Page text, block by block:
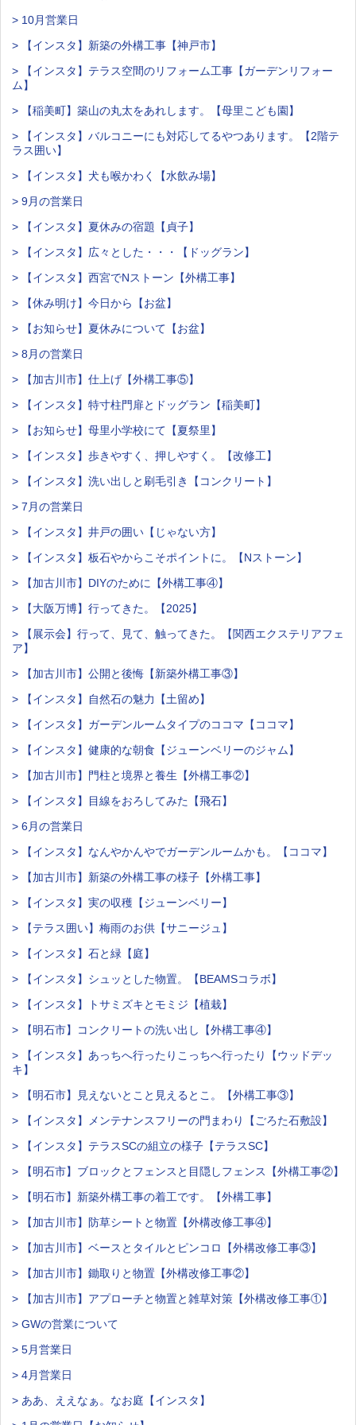
> 10月営業日
> 【インスタ】新築の外構工事【神戸市】
> 【インスタ】テラス空間のリフォーム工事【ガーデンリフォー
ム】
> 【稲美町】築山の丸太をあれします。【母里こども園】
> 【インスタ】バルコニーにも対応してるやつあります。【2階テ
ラス囲い】
> 【インスタ】犬も喉かわく【水飲み場】
> 9月の営業日
> 【インスタ】夏休みの宿題【貞子】
> 【インスタ】広々とした・・・【ドッグラン】
> 【インスタ】西宮でNストーン【外構工事】
> 【休み明け】今日から【お盆】
> 【お知らせ】夏休みについて【お盆】
> 8月の営業日
> 【加古川市】仕上げ【外構工事⑤】
> 【インスタ】特寸柱門扉とドッグラン【稲美町】
> 【お知らせ】母里小学校にて【夏祭里】
> 【インスタ】歩きやすく、押しやすく。【改修工】
> 【インスタ】洗い出しと刷毛引き【コンクリート】
> 7月の営業日
> 【インスタ】井戸の囲い【じゃない方】
> 【インスタ】板石やからこそポイントに。【Nストーン】
> 【加古川市】DIYのために【外構工事④】
> 【大阪万博】行ってきた。【2025】
> 【展示会】行って、見て、触ってきた。【関西エクステリアフェ
ア】
> 【加古川市】公開と後悔【新築外構工事③】
> 【インスタ】自然石の魅力【土留め】
> 【インスタ】ガーデンルームタイプのココマ【ココマ】
> 【インスタ】健康的な朝食【ジューンベリーのジャム】
> 【加古川市】門柱と境界と養生【外構工事②】
> 【インスタ】目線をおろしてみた【飛石】
> 6月の営業日
> 【インスタ】なんやかんやでガーデンルームかも。【ココマ】
> 【加古川市】新築の外構工事の様子【外構工事】
> 【インスタ】実の収穫【ジューンベリー】
> 【テラス囲い】梅雨のお供【サニージュ】
> 【インスタ】石と緑【庭】
> 【インスタ】シュッとした物置。【BEAMSコラボ】
> 【インスタ】トサミズキとモミジ【植栽】
> 【明石市】コンクリートの洗い出し【外構工事④】
> 【インスタ】あっちへ行ったりこっちへ行ったり【ウッドデッ
キ】
> 【明石市】見えないとこと見えるとこ。【外構工事③】
> 【インスタ】メンテナンスフリーの門まわり【ごろた石敷設】
> 【インスタ】テラスSCの組立の様子【テラスSC】
> 【明石市】ブロックとフェンスと目隠しフェンス【外構工事②】
> 【明石市】新築外構工事の着工です。【外構工事】
> 【加古川市】防草シートと物置【外構改修工事④】
> 【加古川市】ベースとタイルとピンコロ【外構改修工事③】
> 【加古川市】鋤取りと物置【外構改修工事②】
> 【加古川市】アプローチと物置と雑草対策【外構改修工事①】
> GWの営業について
> 5月営業日
> 4月営業日
> ああ、ええなぁ。なお庭【インスタ】